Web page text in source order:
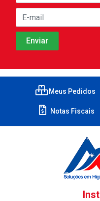
Meus Pedidos
Notas Fiscais